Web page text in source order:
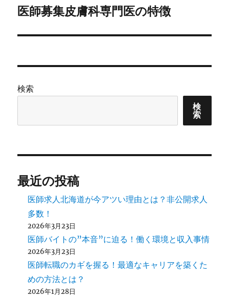
ゲ
ー
ン
次
投
医師募集皮膚科専門医の特徴
検索
検
索
最近の投稿
医師求人北海道が今アツい理由とは？非公開求人
多数！
2026年3月23日
医師バイトの”本音”に迫る！働く環境と収入事情
2026年3月23日
医師転職のカギを握る！最適なキャリアを築くた
めの方法とは？
2026年1月28日